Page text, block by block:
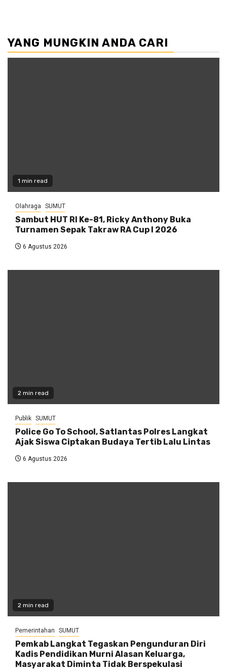
YANG MUNGKIN ANDA CARI
1 min read
Olahraga SUMUT
Sambut HUT RI Ke-81, Ricky Anthony Buka
Turnamen Sepak Takraw RA Cup I 2026
6 Agustus 2026
2 min read
Publik SUMUT
Police Go To School, Satlantas Polres Langkat
Ajak Siswa Ciptakan Budaya Tertib Lalu Lintas
6 Agustus 2026
2 min read
Pemerintahan SUMUT
Pemkab Langkat Tegaskan Pengunduran Diri
Kadis Pendidikan Murni Alasan Keluarga,
Masyarakat Diminta Tidak Berspekulasi